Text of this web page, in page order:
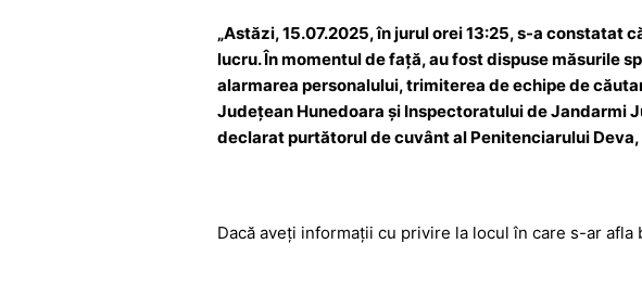
„Astăzi, 15.07.2025, în jurul orei 13:25, s-a constatat
lucru. În momentul de față, au fost dispuse măsurile
alarmarea personalului, trimiterea de echipe de
Județean Hunedoara și Inspectoratului de Jandarmi
declarat purtătorul de cuvânt al Penitenciarului Deva,
Dacă aveți informații cu privire la locul în care s-ar afla